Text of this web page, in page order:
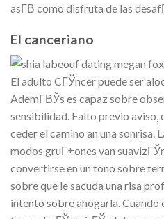
asГ­В­ como disfruta de las
El canceriano
El adulto CГЎncer puede ser
AdemГ­ВЎs es capaz sobre
sensibilidad. Falto previo aviso,
ceder el camino an una sonrisa.
modos gruГ±ones van
convertirse en un tono sobre
sobre que le sacuda una risa
intento sobre ahogarla. Cuando